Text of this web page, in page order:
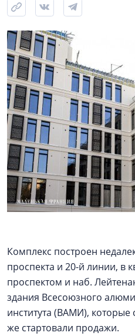
Комплекс построен
проспекта и 20-й линии, в
проспектом и наб.
здания Всесоюзного
института (ВАМИ), которые
же стартовали продажи.